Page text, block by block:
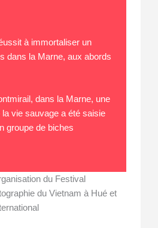
à immortaliser un
dans la Marne, aux abords
dans la Marne, une
vie sauvage a été saisie
groupe de biches
du Festival
du Vietnam à Hué et